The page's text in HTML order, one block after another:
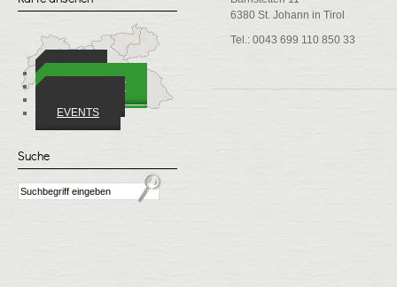
WIRTSCHAFT
EVENTS
Suche
6380 St. Johann in Tirol
Tel.: 0043 699 110 850 33